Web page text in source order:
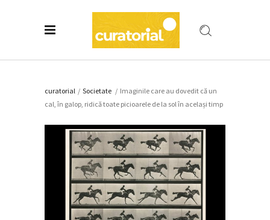
curatorial / Societate / Imaginile care au dovedit că un
cal, în galop, ridică toate picioarele de la sol în același timp